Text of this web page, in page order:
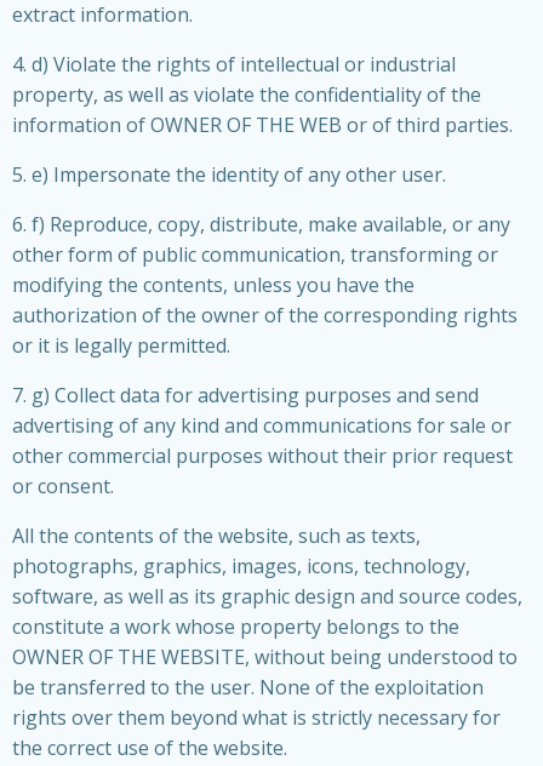
extract information.
4. d) Violate the rights of intellectual or industrial
property, as well as violate the confidentiality of the
information of OWNER OF THE WEB or of third parties.
5. e) Impersonate the identity of any other user.
6. f) Reproduce, copy, distribute, make available, or any
other form of public communication, transforming or
modifying the contents, unless you have the
authorization of the owner of the corresponding rights
or it is legally permitted.
7. g) Collect data for advertising purposes and send
advertising of any kind and communications for sale or
other commercial purposes without their prior request
or consent.
All the contents of the website, such as texts,
photographs, graphics, images, icons, technology,
software, as well as its graphic design and source codes,
constitute a work whose property belongs to the
OWNER OF THE WEBSITE, without being understood to
be transferred to the user. None of the exploitation
rights over them beyond what is strictly necessary for
the correct use of the website.